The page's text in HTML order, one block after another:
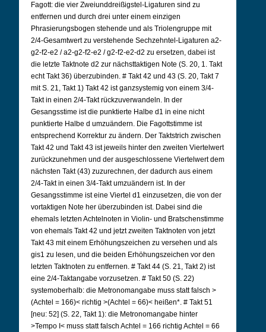
Fagott: die vier Zweiunddreißigstel-Ligaturen sind zu
entfernen und durch drei unter einem einzigen
Phrasierungsbogen stehende und als Triolengruppe mit
2/4-Gesamtwert zu verstehende Sechzehntel-Ligaturen a2-
g2-f2-e2 / a2-g2-f2-e2 / g2-f2-e2-d2 zu ersetzen, dabei ist
die letzte Taktnote d2 zur nächsttaktigen Note (S. 20, 1. Takt
echt Takt 36) überzubinden. # Takt 42 und 43 (S. 20, Takt 7
mit S. 21, Takt 1) Takt 42 ist ganzsystemig von einem 3/4-
Takt in einen 2/4-Takt rückzuverwandeln. In der
Gesangsstime ist die punktierte Halbe d1 in eine nicht
punktierte Halbe d umzuändern. Die Fagottstimme ist
entsprechend Korrektur zu ändern. Der Taktstrich zwischen
Takt 42 und Takt 43 ist jeweils hinter den zweiten Viertelwert
zurückzunehmen und der ausgeschlossene Viertelwert dem
nächsten Takt (43) zuzurechnen, der dadurch aus einem
2/4-Takt in einen 3/4-Takt umzuändern ist. In der
Gesangsstimme ist eine Viertel d1 einzusetzen, die von der
vortaktigen Note her überzubinden ist. Dabei sind die
ehemals letzten Achtelnoten in Violin- und Bratschenstimme
von ehemals Takt 42 und jetzt zweiten Taktnoten von jetzt
Takt 43 mit einem Erhöhungszeichen zu versehen und als
gis1 zu lesen, und die beiden Erhöhungszeichen vor den
letzten Taktnoten zu entfernen. # Takt 44 (S. 21, Takt 2) ist
eine 2/4-Taktangabe vorzusetzen. # Takt 50 (S. 22)
systemoberhalb: die Metronomangabe muss statt falsch >
(Achtel = 166)< richtig >(Achtel = 66)< heißen*. # Takt 51
[neu: 52] (S. 22, Takt 1): die Metronomangabe hinter
>Tempo I< muss statt falsch Achtel = 166 richtig Achtel = 66